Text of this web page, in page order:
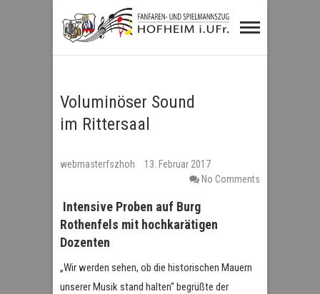
Fanfaren- und
Spielmannszug
Voluminöser Sound
im Rittersaal
webmasterfszhoh
13. Februar 2017
No Comments
Intensive Proben auf Burg
Rothenfels mit hochkarätigen
Dozenten
„Wir werden sehen, ob die historischen Mauern
unserer Musik stand halten“ begrüßte der